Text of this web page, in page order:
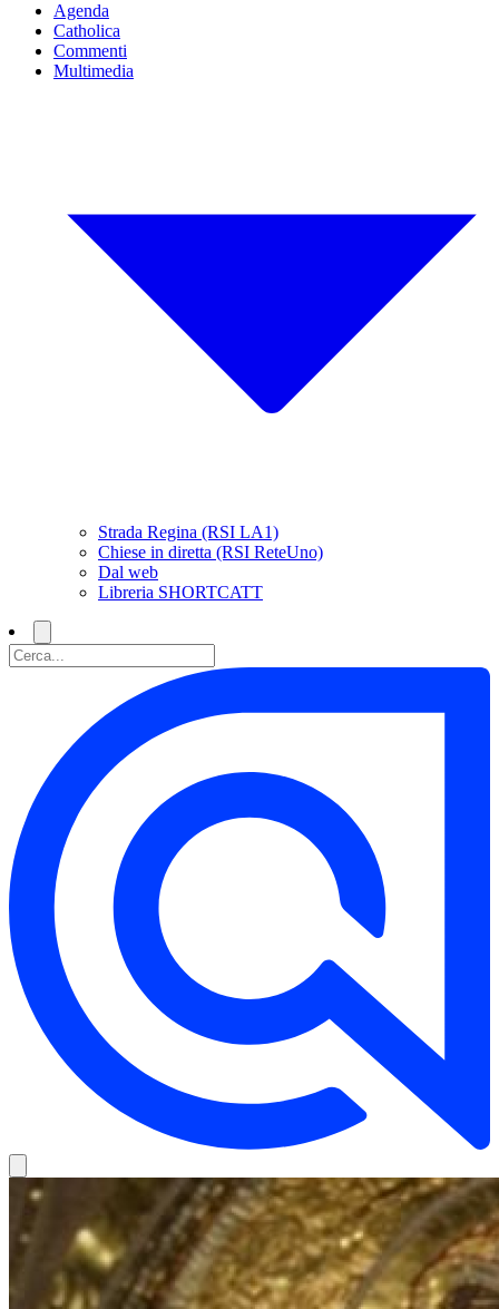
Agenda
Catholica
Commenti
Multimedia
Strada Regina (RSI LA1)
Chiese in diretta (RSI ReteUno)
Dal web
Libreria SHORTCATT